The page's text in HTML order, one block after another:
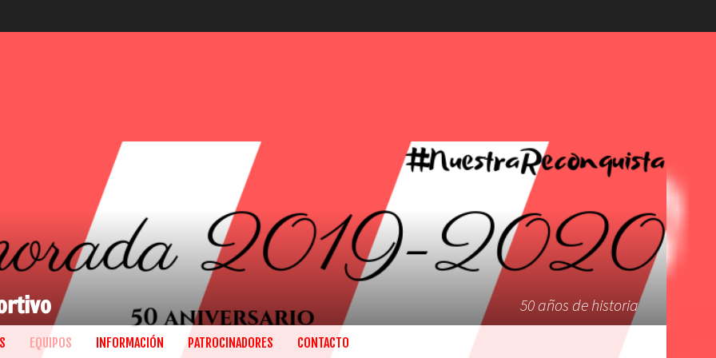
50 años de historia
EQUIPOS INFORMACIÓN PATROCINADORES CONTACTO